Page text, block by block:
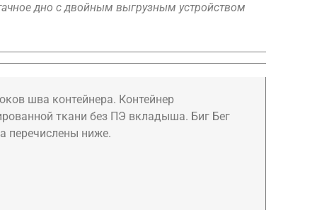
дно с двойным выгрузным устройством
шва контейнера. Контейнер
ткани без ПЭ вкладыша. Биг Бег
перечислены ниже.